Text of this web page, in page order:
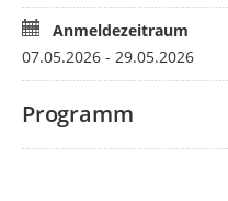
Anmeldezeitraum
07.05.2026 - 29.05.2026
Programm